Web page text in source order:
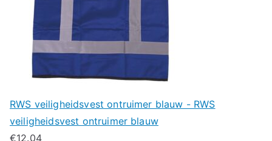
RWS veiligheidsvest ontruimer blauw - RWS
veiligheidsvest ontruimer blauw
€12.04